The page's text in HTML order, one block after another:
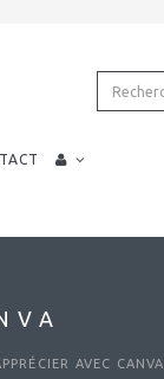
AVEC CANVA